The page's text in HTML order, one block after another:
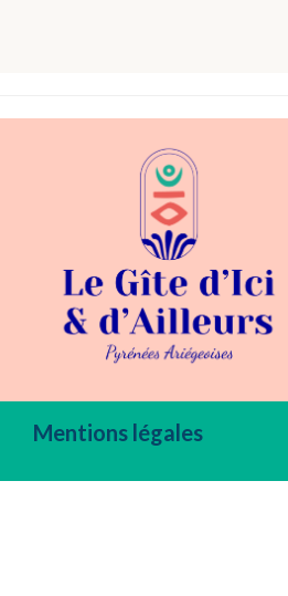
Mentions légales